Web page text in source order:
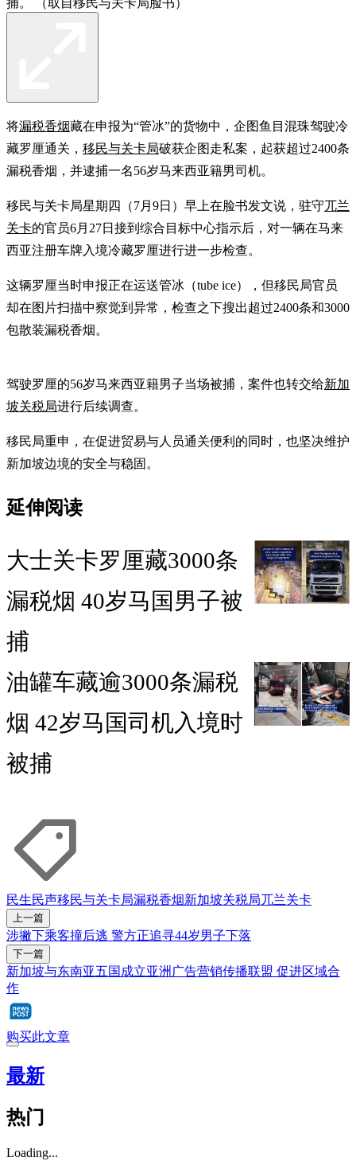
将漏税香烟藏在申报为“管冰”的货物中，企图鱼目混珠驾驶冷
藏罗厘通关， 移民与关卡局破获企图走私案，起获超过2400条
漏税香烟，并逮捕一名56岁马来西亚籍男司机。
移民与关卡局星期四（7月9日）早上在脸书发文说，驻守兀兰
关卡的官员6月27日接到综合目标中心指示后，对一辆在马来
西亚注册车牌入境冷藏罗厘进行进一步检查。
这辆罗厘当时申报正在运送管冰（tube ice），但移民局官员
却在图片扫描中察觉到异常，检查之下搜出超过2400条和3000
包散装漏税香烟。
驾驶罗厘的56岁马来西亚籍男子当场被捕，案件也转交给新加
坡关税局进行后续调查。
移民局重申，在促进贸易与人员通关便利的同时，也坚决维护
新加坡边境的安全与稳固。
延伸阅读
大士关卡罗厘藏3000条
漏税烟 40岁马国男子被
捕
油罐车藏逾3000条漏税
烟 42岁马国司机入境时
被捕
民生民声移民与关卡局漏税香烟新加坡关税局兀兰关卡
上一篇
涉撇下乘客撞后逃 警方正追寻44岁男子下落
下一篇
新加坡与东南亚五国成立亚洲广告营销传播联盟 促进区域合
作
购买此文章
最新
热门
Loading...